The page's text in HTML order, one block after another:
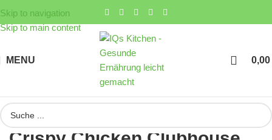
Skip to navigation
Skip to main content
MENU 0,00